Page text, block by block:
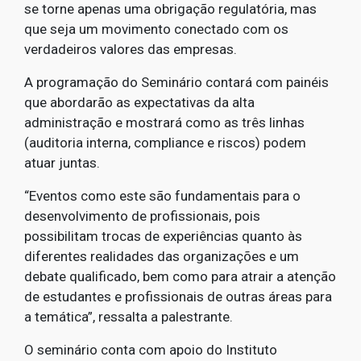
se torne apenas uma obrigação regulatória, mas
que seja um movimento conectado com os
verdadeiros valores das empresas.
A programação do Seminário contará com painéis
que abordarão as expectativas da alta
administração e mostrará como as três linhas
(auditoria interna, compliance e riscos) podem
atuar juntas.
“Eventos como este são fundamentais para o
desenvolvimento de profissionais, pois
possibilitam trocas de experiências quanto às
diferentes realidades das organizações e um
debate qualificado, bem como para atrair a atenção
de estudantes e profissionais de outras áreas para
a temática”, ressalta a palestrante.
O seminário conta com apoio do Instituto